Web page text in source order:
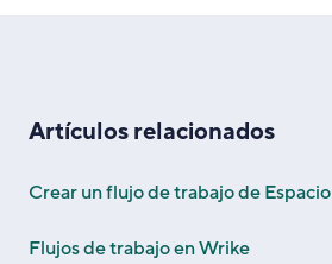
Artículos relacionados
Crear un flujo de trabajo de Espacio
Flujos de trabajo en Wrike